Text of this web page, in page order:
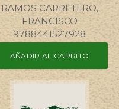
RAMOS CARRETERO,
FRANCISCO
9788441527928
AÑADIR AL CARRITO